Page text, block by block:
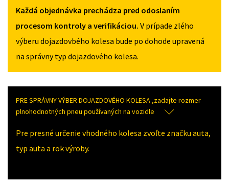
Každá objednávka prechádza pred odoslaním
procesom kontroly a verifikáciou. V prípade zlého
výberu dojazdovbého kolesa bude po dohode upravená
na správny typ dojazdového kolesa.
PRE SPRÁVNY VÝBER DOJAZDOVÉHO KOLESA ,zadajte rozmer
plnohodnotných pneu používaných na vozidle
Pre presné určenie vhodného kolesa zvoľte značku auta,
typ auta a rok výroby.